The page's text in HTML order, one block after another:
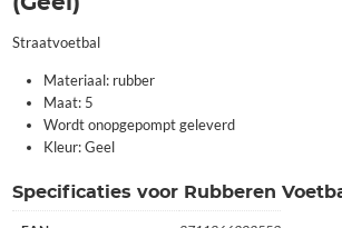
Straatvoetbal
Materiaal: rubber
Maat: 5
Wordt onopgepompt geleverd
Kleur: Geel
Specificaties voor Rubberen